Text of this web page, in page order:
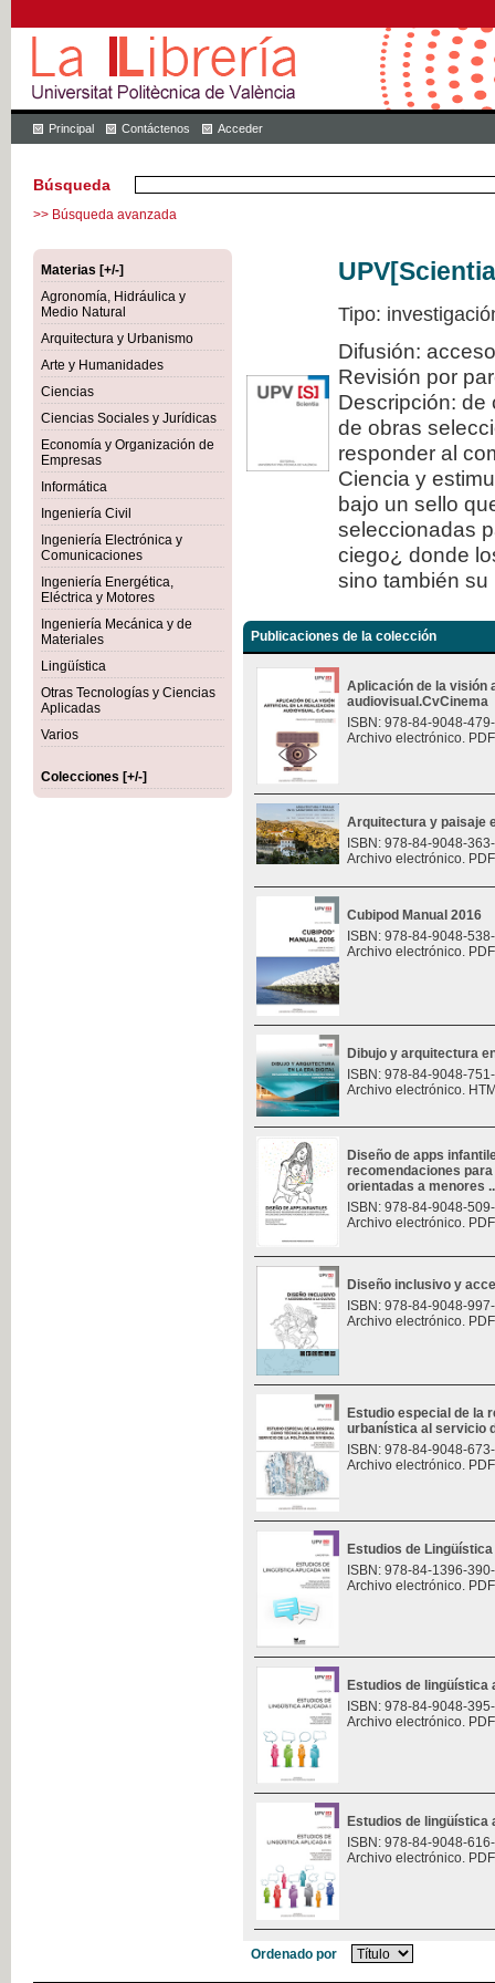
Principal Contáctenos Acceder
Búsqueda
>> Búsqueda avanzada
Materias [+/-]
Agronomía, Hidráulica y
Medio Natural
Arquitectura y Urbanismo
Arte y Humanidades
Ciencias
Ciencias Sociales y Jurídicas
Economía y Organización de
Empresas
Informática
Ingeniería Civil
Ingeniería Electrónica y
Comunicaciones
Ingeniería Energética,
Eléctrica y Motores
Ingeniería Mecánica y de
Materiales
Lingüística
Otras Tecnologías y Ciencias
Aplicadas
Varios
Colecciones [+/-]
Tipo:
Difusión:
Revisión por
Descripción: de
de obras
responder al
Ciencia y
bajo un sello
seleccionadas
ciego¿ donde
sino también
Publicaciones de la colección
Aplicación de la visión
audiovisual.CvCinema
ISBN: 978-84-9048-
Archivo electrónico.
Arquitectura y paisaje
ISBN: 978-84-9048-
Archivo electrónico.
Cubipod Manual 2016
ISBN: 978-84-9048-
Archivo electrónico.
Dibujo y arquitectura
ISBN: 978-84-9048-
Archivo electrónico.
Diseño de apps
recomendaciones
orientadas a menores
ISBN: 978-84-9048-
Archivo electrónico.
Diseño inclusivo y
ISBN: 978-84-9048-
Archivo electrónico.
Estudio especial de la
urbanística al servicio
ISBN: 978-84-9048-
Archivo electrónico.
Estudios de
ISBN: 978-84-1396-
Archivo electrónico.
Estudios de lingüística
ISBN: 978-84-9048-
Archivo electrónico.
Estudios de lingüística
ISBN: 978-84-9048-
Archivo electrónico.
Ordenado por